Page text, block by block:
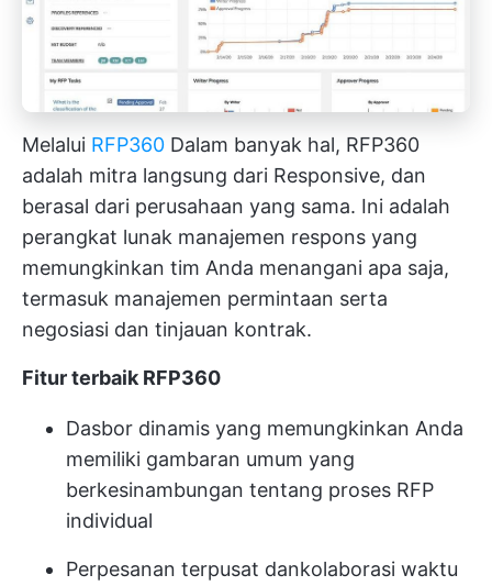
Melalui RFP360 Dalam banyak hal, RFP360
adalah mitra langsung dari Responsive, dan
berasal dari perusahaan yang sama. Ini adalah
perangkat lunak manajemen respons yang
memungkinkan tim Anda menangani apa saja,
termasuk manajemen permintaan serta
negosiasi dan tinjauan kontrak.
Fitur terbaik RFP360
Dasbor dinamis yang memungkinkan Anda
memiliki gambaran umum yang
berkesinambungan tentang proses RFP
individual
Perpesanan terpusat dankolaborasi waktu